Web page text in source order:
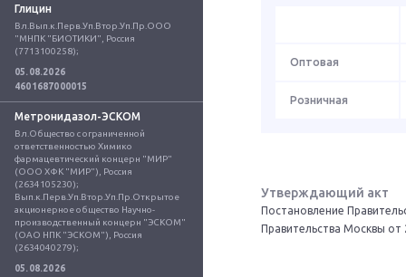
Глицин
Вл.Вып.к.Перв.Уп.Втор.Уп.Пр.ООО
"МНПК "БИОТИКИ", Россия
(7713100258);
05.08.2026
4601687000015
Метронидазол-ЭСКОМ
Вл.Общество с ограниченной
ответственностью Химико
фармацевтический концерн "МИР"
(ООО ХФК "МИР"), Россия
(2634105230);
Вып.к.Перв.Уп.Втор.Уп.Пр.Открытое
акционерное общество Научно-
производственный концерн "ЭСКОМ"
(ОАО НПК "ЭСКОМ"), Россия
(2634040279);
05.08.2026
Оптовая
Розничная
Утверждающий акт
Постановление
Правительства Москвы